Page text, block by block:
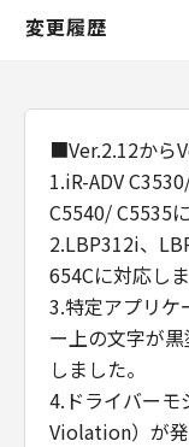
変更履歴
■Ver.2.12から
1.iR-ADV
C5540/ C5535
2.LBP312i、
654Cに対応しま
3.特定アプリケ
ー上の文字が
しました。
4.ドライバーモ
Violation）が